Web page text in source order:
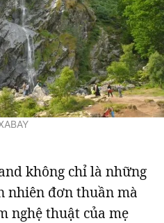
không chỉ là những
nhiên đơn thuần mà
nghệ thuật của mẹ